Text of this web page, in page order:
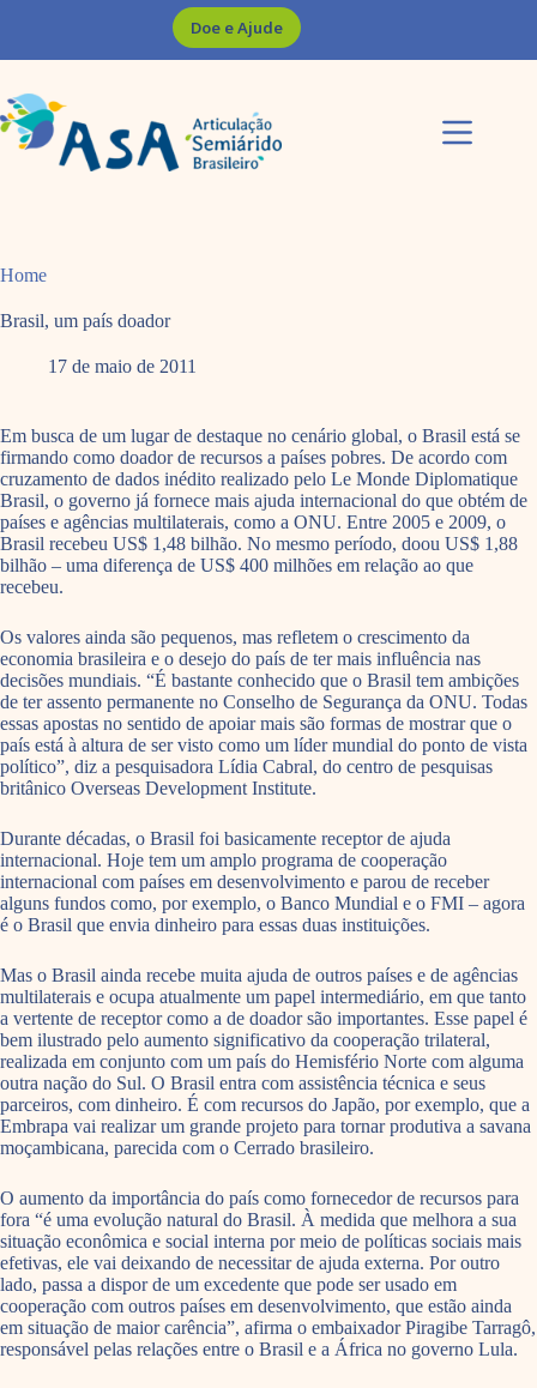
Doe e Ajude
Home
Brasil, um país doador
17 de maio de 2011
Em busca de um lugar de destaque no cenário global, o Brasil está se
firmando como doador de recursos a países pobres. De acordo com
cruzamento de dados inédito realizado pelo Le Monde Diplomatique
Brasil, o governo já fornece mais ajuda internacional do que obtém de
países e agências multilaterais, como a ONU. Entre 2005 e 2009, o
Brasil recebeu US$ 1,48 bilhão. No mesmo período, doou US$ 1,88
bilhão – uma diferença de US$ 400 milhões em relação ao que
recebeu.
Os valores ainda são pequenos, mas refletem o crescimento da
economia brasileira e o desejo do país de ter mais influência nas
decisões mundiais. “É bastante conhecido que o Brasil tem ambições
de ter assento permanente no Conselho de Segurança da ONU. Todas
essas apostas no sentido de apoiar mais são formas de mostrar que o
país está à altura de ser visto como um líder mundial do ponto de vista
político”, diz a pesquisadora Lídia Cabral, do centro de pesquisas
britânico Overseas Development Institute.
Durante décadas, o Brasil foi basicamente receptor de ajuda
internacional. Hoje tem um amplo programa de cooperação
internacional com países em desenvolvimento e parou de receber
alguns fundos como, por exemplo, o Banco Mundial e o FMI – agora
é o Brasil que envia dinheiro para essas duas instituições.
Mas o Brasil ainda recebe muita ajuda de outros países e de agências
multilaterais e ocupa atualmente um papel intermediário, em que tanto
a vertente de receptor como a de doador são importantes. Esse papel é
bem ilustrado pelo aumento significativo da cooperação trilateral,
realizada em conjunto com um país do Hemisfério Norte com alguma
outra nação do Sul. O Brasil entra com assistência técnica e seus
parceiros, com dinheiro. É com recursos do Japão, por exemplo, que a
Embrapa vai realizar um grande projeto para tornar produtiva a savana
moçambicana, parecida com o Cerrado brasileiro.
O aumento da importância do país como fornecedor de recursos para
fora “é uma evolução natural do Brasil. À medida que melhora a sua
situação econômica e social interna por meio de políticas sociais mais
efetivas, ele vai deixando de necessitar de ajuda externa. Por outro
lado, passa a dispor de um excedente que pode ser usado em
cooperação com outros países em desenvolvimento, que estão ainda
em situação de maior carência”, afirma o embaixador Piragibe Tarragô,
responsável pelas relações entre o Brasil e a África no governo Lula.